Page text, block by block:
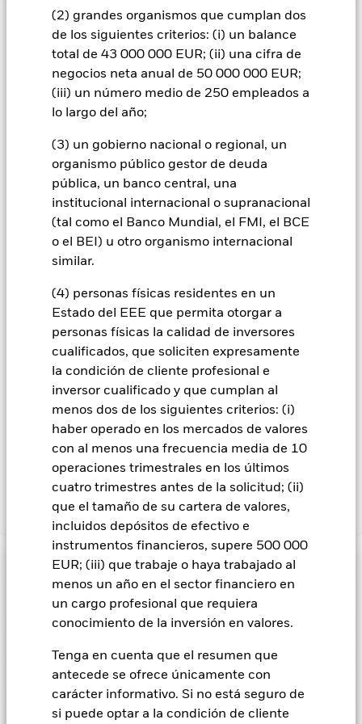
(2) grandes organismos que cumplan dos
de los siguientes criterios: (i) un balance
total de 43 000 000 EUR; (ii) una cifra de
negocios neta anual de 50 000 000 EUR;
(iii) un número medio de 250 empleados a
lo largo del año;
(3) un gobierno nacional o regional, un
organismo público gestor de deuda
pública, un banco central, una
institucional internacional o supranacional
(tal como el Banco Mundial, el FMI, el BCE
o el BEI) u otro organismo internacional
similar.
(4) personas físicas residentes en un
Estado del EEE que permita otorgar a
personas físicas la calidad de inversores
cualificados, que soliciten expresamente
la condición de cliente profesional e
inversor cualificado y que cumplan al
menos dos de los siguientes criterios: (i)
haber operado en los mercados de valores
con al menos una frecuencia media de 10
operaciones trimestrales en los últimos
cuatro trimestres antes de la solicitud; (ii)
que el tamaño de su cartera de valores,
incluidos depósitos de efectivo e
instrumentos financieros, supere 500 000
EUR; (iii) que trabaje o haya trabajado al
menos un año en el sector financiero en
un cargo profesional que requiera
conocimiento de la inversión en valores.
Tenga en cuenta que el resumen que
antecede se ofrece únicamente con
carácter informativo. Si no está seguro de
si puede optar a la condición de cliente
INFORMACIÓN IMPORTANTE: Capital en Riesgo.
de las inversiones y los ingresos derivados de ellas pueden
subir o bajar, y no están garantizados. Es posible que los
inversores no recuperen la cantidad invertida originalmente.
Todas las clases de acciones con cobertura de divisas de este
fondo utilizan derivados para cubrir el riesgo de divisas. El
un posible riesgo de contagio (también denominado «spill-
over») a otras clases de acciones del fondo. La sociedad
gestora del fondo se asegurará de que se dispone de los
procedimientos adecuados para minimizar el riesgo de
contagio a otras clases de acciones. En el menú desplegable
que figura justo debajo del nombre del fondo, podrá ver un
palabra «Hedged» en su nombre. Además, el listado
divisas está disponible mediante solicitud a la sociedad
gestora del fondo.
para reducir los gastos, el propio Fondo percibirá el 62,5% de
los ingresos asociadas que se generen, y el 37,5% restante se
recibirá por BlackRock en calidad de agente de préstamo de
valores. Debido a que el reparto de los ingresos por préstamos
de valores no incrementa los costes de funcionamiento del
Fondo, esto ha quedado excluido de los gastos corrientes.
BSF BlackRock MyMap Plus Defensive Fund
Rentabilidad
Gráfico de rendimiento
Ver gráfico completo
El riesgo de crédito, los cambios en los tipos de interés y/o los
la rentabilidad de los títulos de renta fija. Las rebajas de la
incrementar el nivel de riesgo.Riesgo de divisas: El Fondo
invierte en otras divisas. En consecuencia, las fluctuaciones
valor de los títulos de renta variable y los títulos relacionados
Datos clave
Activos netos del Fondo EUR 217.660.405
Fecha de lanzamiento del
10 abr 2015
Características del Fondo
Número de posiciones
a 06 ago 2026
Indicador de riesgo